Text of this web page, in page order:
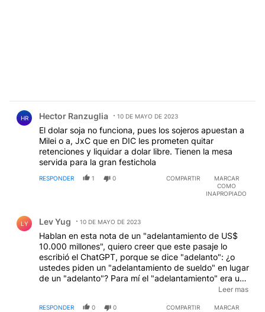
HR Hector Ranzuglia 10 DE MAYO DE 2023
El dolar soja no funciona, pues los sojeros apuestan a
Milei o a, JxC que en DIC les prometen quitar
retenciones y liquidar a dolar libre. Tienen la mesa
servida para la gran festichola
RESPONDER 1 0 COMPARTIR
MARCAR
COMO
INAPROPIADO
LY Lev Yug 10 DE MAYO DE 2023
Hablan en esta nota de un "adelantamiento de US$
10.000 millones", quiero creer que este pasaje lo
escribió el ChatGPT, porque se dice "adelanto": ¿o
ustedes piden un "adelantamiento de sueldo" en lugar
de un "adelanto"? Para mí el "adelantamiento" era una
maniobra peligrosa en las rutas, salvo que nos quieran
metafórico camión que viene por la mano contraria.
Leer mas
RESPONDER 0 0 COMPARTIR
MARCAR